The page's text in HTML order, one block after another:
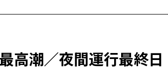
高潮／夜間運行最終日